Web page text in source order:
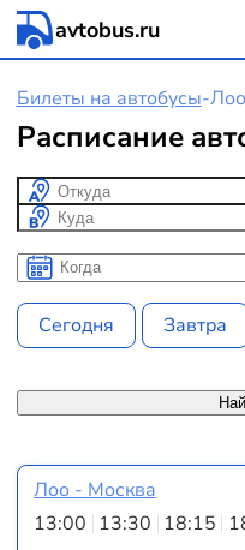
avtobus.ru
Билеты на автобусы-Лоо
Расписание
Откуда
Куда
Когда
Когда
Сегодня Завтра
Лоо - Москва
13:00 13:30 18:15